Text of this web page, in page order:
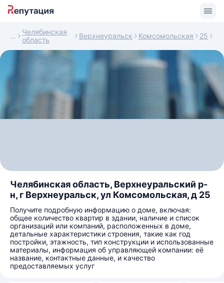
Челябинская
область
Верхнеуральск Комсомольская 25
Челябинская область, Верхнеуральский р-
н, г Верхнеуральск, ул Комсомольская, д 25
Получите подробную информацию о доме, включая:
общее количество квартир в здании, наличие и список
организаций или компаний, расположенных в доме,
детальные характеристики строения, такие как год
постройки, этажность, тип конструкции и использованные
материалы, информация об управляющей компании: её
название, контактные данные, и качество
предоставляемых услуг